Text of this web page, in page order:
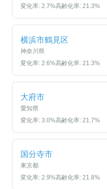
変化率: 2.7%高齢化率: 21.3%
横浜市鶴見区
神奈川県
変化率: 2.6%高齢化率: 21.3%
大府市
愛知県
変化率: 3.0%高齢化率: 21.7%
国分寺市
東京都
変化率: 2.9%高齢化率: 21.8%